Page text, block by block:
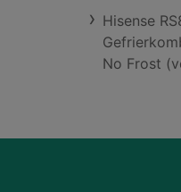
Hisense
No Frost